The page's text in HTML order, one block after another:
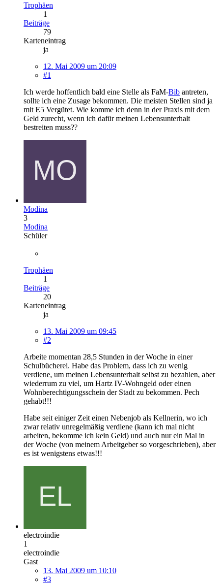
Trophäen
1
Beiträge
79
Karteneintrag
ja
12. Mai 2009 um 20:09
#1
Ich werde hoffentlich bald eine Stelle als FaM-Bib antreten,
sollte ich eine Zusage bekommen. Die meisten Stellen sind ja
mit E5 Vergütet. Wie komme ich denn in der Praxis mit dem
Geld zurecht, wenn ich dafür meinen Lebensunterhalt
bestreiten muss??
Modina
3
Modina
Schüler
Trophäen
1
Beiträge
20
Karteneintrag
ja
13. Mai 2009 um 09:45
#2
Arbeite momentan 28,5 Stunden in der Woche in einer
Schulbücherei. Habe das Problem, dass ich zu wenig
verdiene, um meinen Lebensunterhalt selbst zu bezahlen, aber
wiederrum zu viel, um Hartz IV-Wohngeld oder einen
Wohnberechtigungsschein der Stadt zu bekommen. Pech
gehabt!!!
Habe seit einiger Zeit einen Nebenjob als Kellnerin, wo ich
zwar relativ unregelmäßig verdiene (kann ich mal nicht
arbeiten, bekomme ich kein Geld) und auch nur ein Mal in
der Woche (von meinem Arbeitgeber so vorgeschrieben), aber
es ist wenigstens etwas!!!
electroindie
1
electroindie
Gast
13. Mai 2009 um 10:10
#3